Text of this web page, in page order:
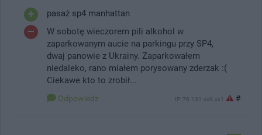
pasaż sp4 manhattan
W sobotę wieczorem pili alkohol w
zaparkowanym aucie na parkingu przy SP4,
dwaj panowie z Ukrainy. Zaparkowałem
niedaleko, rano miałem porysowany zderzak :(
Ciekawe kto to zrobił...
Odpowiedz IP: 78.131.xx9.xx1 #